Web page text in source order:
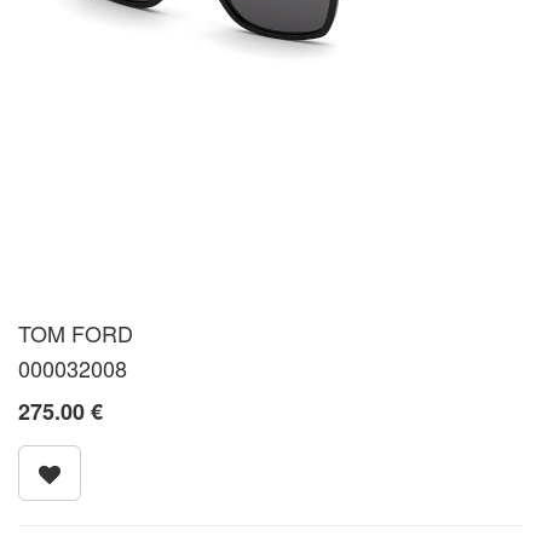
TOM FORD
000032008
275.00€